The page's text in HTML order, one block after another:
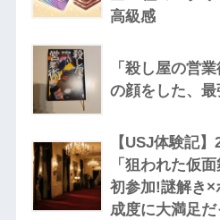
高級感
「殺し屋の営
の顔をした、
【USJ体験記
「狙われた仮
初参加!謎解き×
成度に大満足